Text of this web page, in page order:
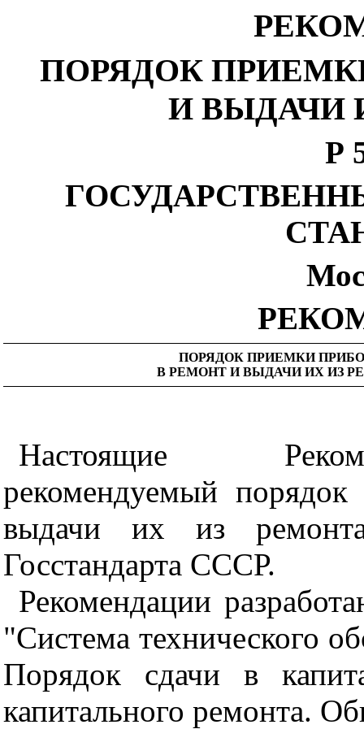
ПОРЯДОК
И ВЫДАЧИ
Р
ПОРЯДОК ПРИЕМКИ
В РЕМОНТ И ВЫДАЧИ ИХ ИЗ
Настоящие
рекомендуемый
выдачи их из
Госстандарта СССР.
Рекомендации
"Система технического
Порядок сдачи в
капитального ремонта.